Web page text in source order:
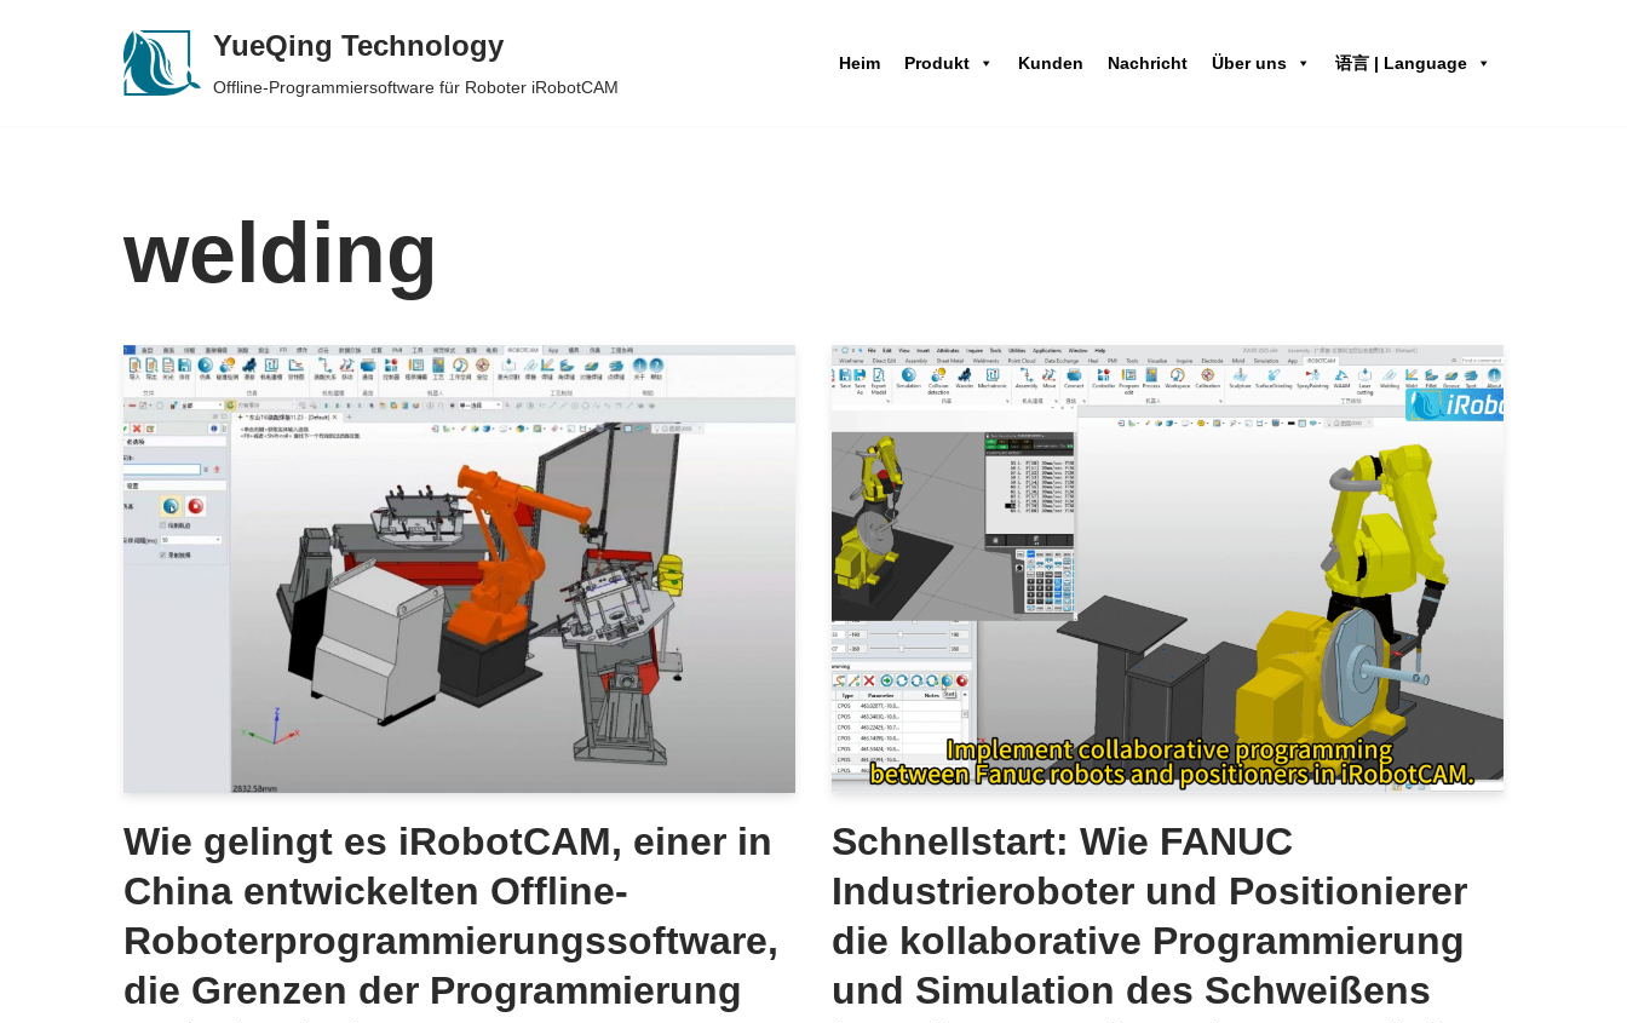
YueQing Technology
Offline-Programmiersoftware für Roboter iRobotCAM
Heim Produkt Kunden Nachricht Über uns 语言 | Language
welding
Wie gelingt es iRobotCAM, einer in
China entwickelten Offline-
Roboterprogrammierungssoftware,
die Grenzen der Programmierung
Schnellstart: Wie FANUC
Industrieroboter und Positionierer
die kollaborative Programmierung
und Simulation des Schweißens